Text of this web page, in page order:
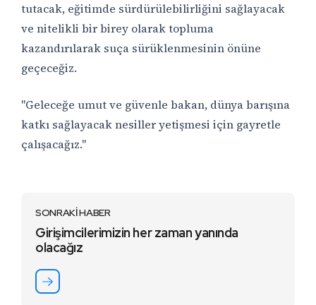
tutacak, eğitimde sürdürülebilirliğini sağlayacak
ve nitelikli bir birey olarak topluma
kazandırılarak suça sürüklenmesinin önüne
geçeceğiz.
"Geleceğe umut ve güvenle bakan, dünya barışına
katkı sağlayacak nesiller yetişmesi için gayretle
çalışacağız."
SONRAKİ HABER
Girişimcilerimizin her zaman yanında
olacağız